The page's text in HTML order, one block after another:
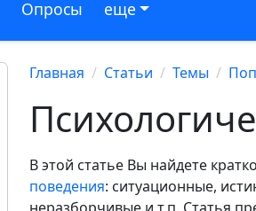
Опросы еще
Главная Статьи Темы
В этой статье Вы найдете
поведения: ситуационные,